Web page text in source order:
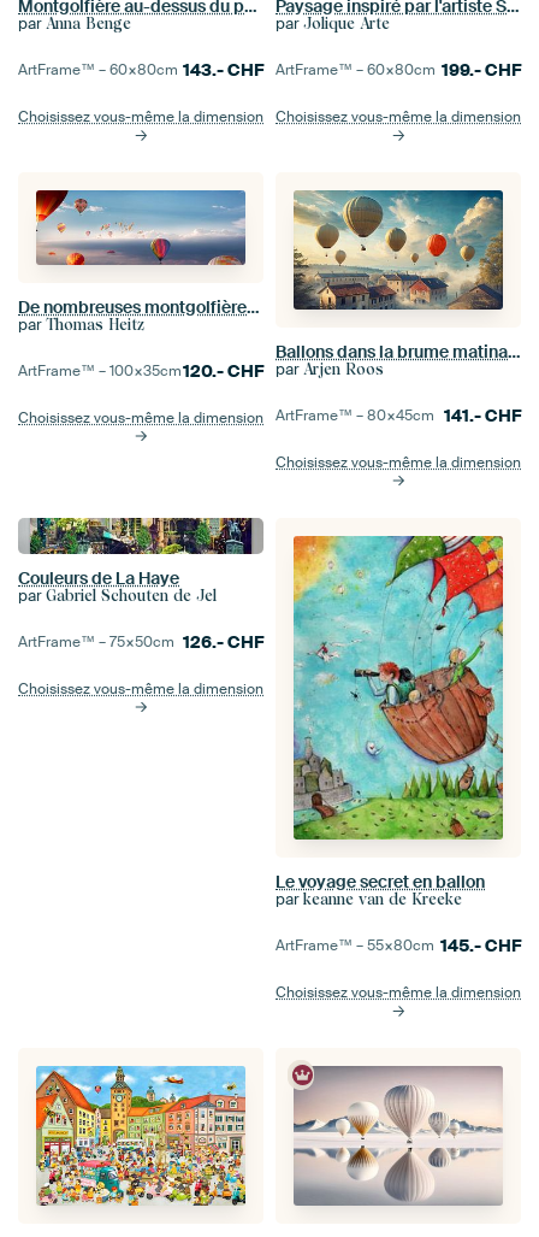
Montgolfière au-dessus du paysage de Soft Hill
par Anna Benge
ArtFrame™ –60×80cm 143.-CHF
Choisissez vous-même la dimension
Paysage inspiré par l'artiste Salvatore Dali
par Jolique Arte
ArtFrame™ –60×80cm 199.-CHF
Choisissez vous-même la dimension
De nombreuses montgolfières dans le ciel
par Thomas Heitz
ArtFrame™ –100×35cm120.-CHF
Choisissez vous-même la dimension
Ballons dans la brume matinale
par Arjen Roos
ArtFrame™ –80×45cm 141.-CHF
Choisissez vous-même la dimension
Couleurs de La Haye
par Gabriel Schouten de Jel
ArtFrame™ –75×50cm 126.-CHF
Choisissez vous-même la dimension
Le voyage secret en ballon
par keanne van de Kreeke
ArtFrame™ –55×80cm 145.-CHF
Choisissez vous-même la dimension